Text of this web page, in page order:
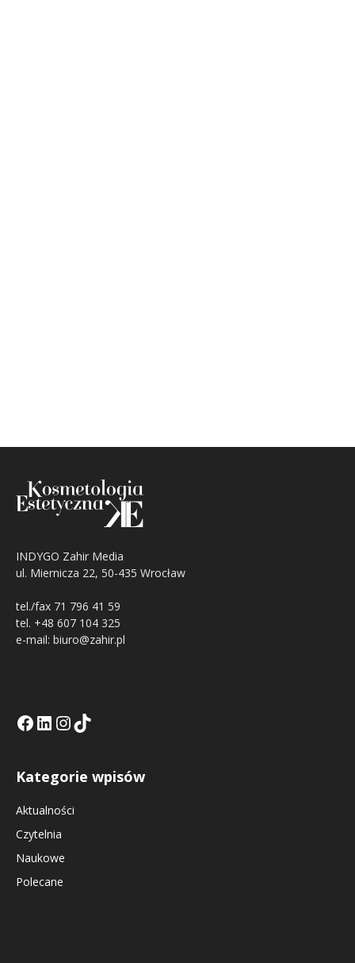
INDYGO Zahir Media
ul. Miernicza 22, 50-435 Wrocław
tel./fax 71 796 41 59
tel. +48 607 104 325
e-mail: biuro@zahir.pl
Facebook
LinkedIn
Tik Tok KEInstagramm KE
Kategorie wpisów
Aktualności
Czytelnia
Naukowe
Polecane